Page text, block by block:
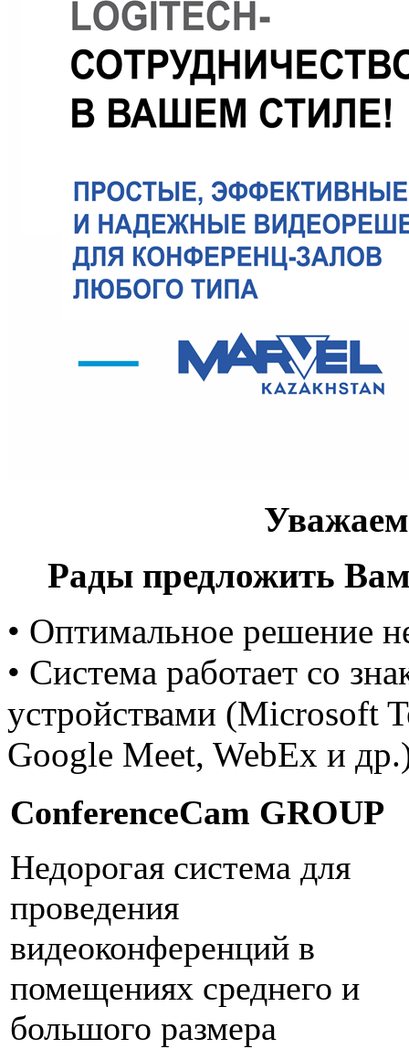
Рады предложить
• Оптимальное решение
• Система работает со
устройствами (Microsoft
Google Meet, WebEx и
ConferenceCam GROUP
Недорогая система для
проведения
видеоконференций в
помещениях среднего и
большого размера